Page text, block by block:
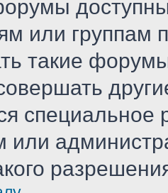
или группам
такие
или